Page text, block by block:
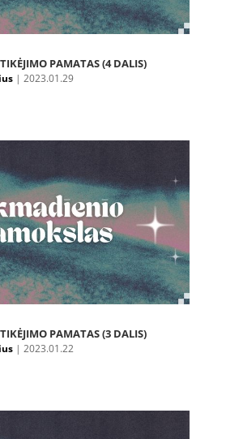
PAMATAS (4 DALIS)
| 2023.01.29
PAMATAS (3 DALIS)
| 2023.01.22